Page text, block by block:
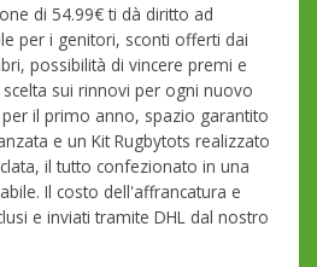
di 54.99€ ti dà diritto ad
per i genitori, sconti offerti dai
possibilità di vincere premi e
sui rinnovi per ogni nuovo
il primo anno, spazio garantito
e un Kit Rugbytots realizzato
il tutto confezionato in una
Il costo dell'affrancatura e
e inviati tramite DHL dal nostro